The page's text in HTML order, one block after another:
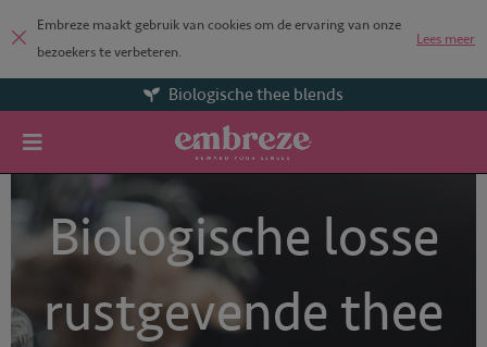
Embreze maakt gebruik van cookies om de ervaring van onze
bezoekers te verbeteren.
Lees meer
Biologische thee blends
Biologische losse
rustgevende thee